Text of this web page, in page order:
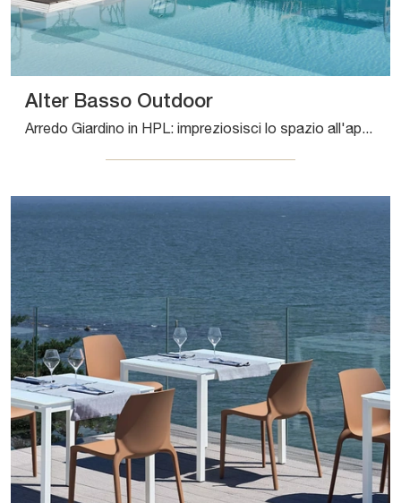
Alter Basso Outdoor
Arredo Giardino in HPL: impreziosisci lo spazio all'aperto con diverse soluzioni di tavoli da giardino della firma Bontempi.